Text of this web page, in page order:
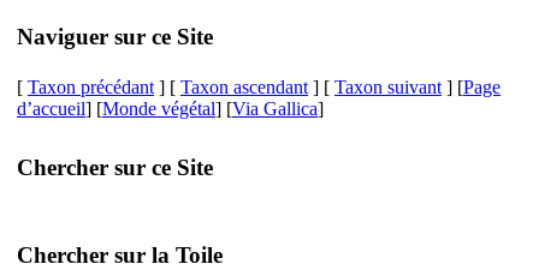
Naviguer sur ce Site
[ Taxon précédant ] [ Taxon ascendant ] [ Taxon suivant ] [Page
d’accueil] [Monde végétal] [Via Gallica]
Chercher sur ce Site
Chercher sur la Toile